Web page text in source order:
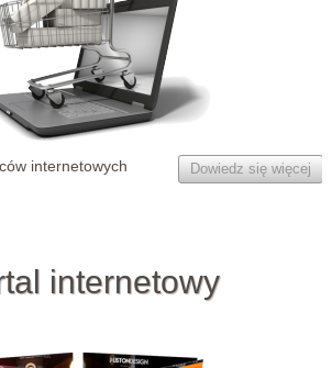
internetowych Dowiedz się więcej
internetowy